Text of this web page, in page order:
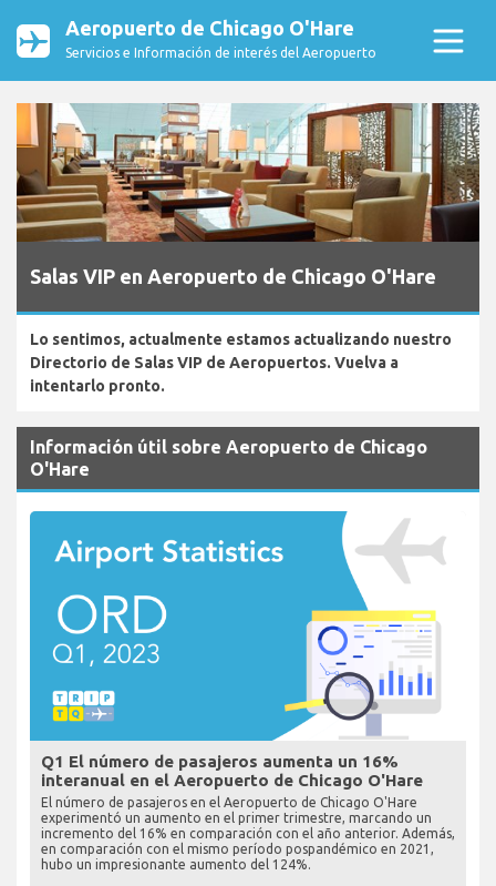
Aeropuerto de Chicago O'Hare
Servicios e Información de interés del Aeropuerto
Salas VIP en Aeropuerto de Chicago O'Hare
Lo sentimos, actualmente estamos actualizando nuestro
Directorio de Salas VIP de Aeropuertos. Vuelva a
intentarlo pronto.
Información útil sobre Aeropuerto de Chicago
O'Hare
Q1 El número de pasajeros aumenta un 16%
interanual en el Aeropuerto de Chicago O'Hare
El número de pasajeros en el Aeropuerto de Chicago O'Hare
experimentó un aumento en el primer trimestre, marcando un
incremento del 16% en comparación con el año anterior. Además,
en comparación con el mismo período pospandémico en 2021,
hubo un impresionante aumento del 124%.